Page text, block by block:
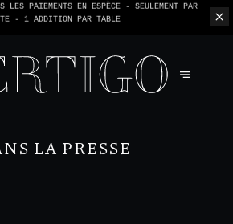
LES PAIEMENTS EN ESPÈCE - SEULEMENT PAR
- 1 ADDITION PAR TABLE
LA PRESSE